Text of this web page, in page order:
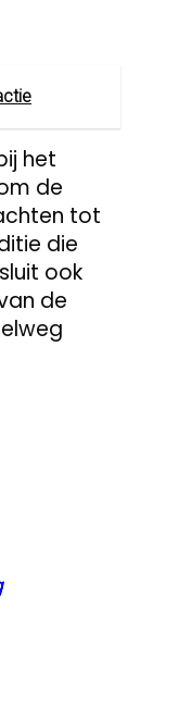
het
de
tot
die
ook
de